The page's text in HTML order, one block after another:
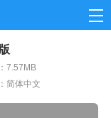
7.57MB
简体中文